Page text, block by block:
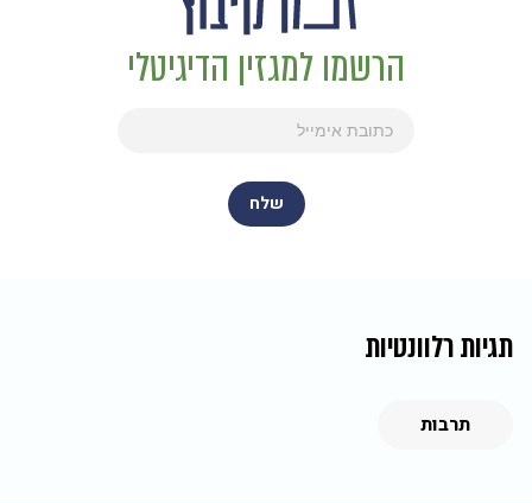
הרשמו למגזין הדיגיטלי
תגיות רלוונטיות
תרבות